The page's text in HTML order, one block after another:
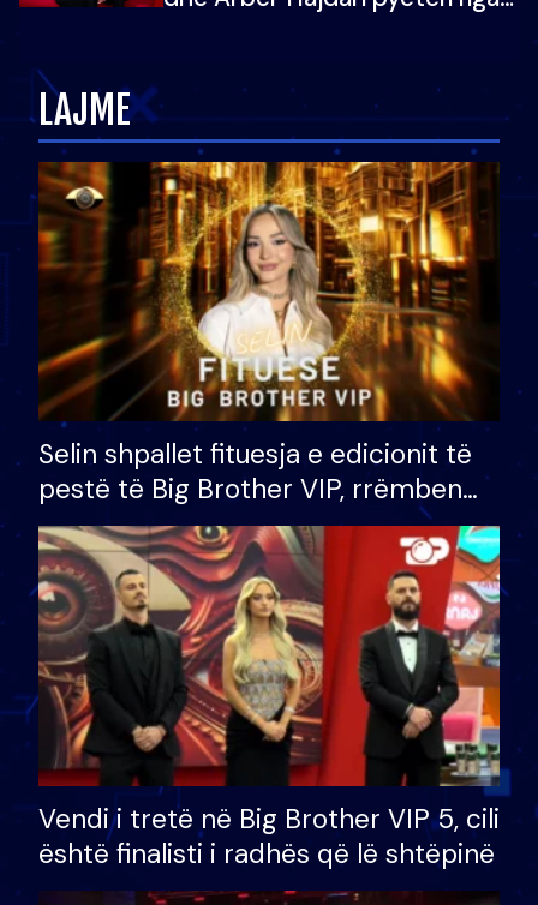
LAJME
Selin shpallet fituesja e edicionit të
pestë të Big Brother VIP, rrëmben
çmimin e madh prej 100 mijë eurosh
Vendi i tretë në Big Brother VIP 5, cili
është finalisti i radhës që lë shtëpinë